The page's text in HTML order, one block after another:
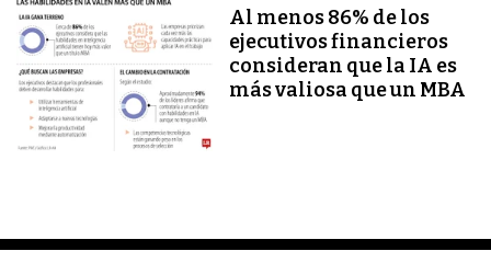
Al menos 86% de los
ejecutivos financieros
consideran que la IA es
más valiosa que un MBA